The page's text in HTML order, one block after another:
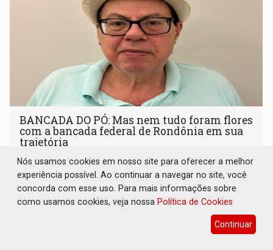
BANCADA DO PÓ: Mas nem tudo foram flores
com a bancada federal de Rondônia em sua
trajetória
17 de Julho de 2026 às 10:04
Nós usamos cookies em nosso site para oferecer a melhor
experiência possível. Ao continuar a navegar no site, você
concorda com esse uso. Para mais informações sobre
como usamos cookies, veja nossa Política de Cookies
Continuar